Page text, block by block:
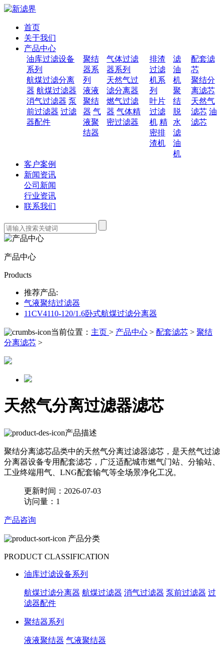
首页
关于我们
产品中心
油库过滤设备
系列
航煤过滤分离
器 航煤过滤器
消气过滤器 泵
前过滤器 过滤
器配件
聚结
器系
列
液液
聚结
器 气
液聚
结器
气体过滤
器系列
天然气过
滤分离器
燃气过滤
器 气体精
密过滤器
排渣
过滤
机系
列
叶片
过滤
机 精
密排
渣机
滤
油
机
聚
结
脱
水
滤
油
机
配套滤
芯
聚结分
离滤芯
天然气
滤芯 油
滤芯
客户案例
新闻资讯
公司新闻
行业资讯
联系我们
产品中心
Products
推荐产品:
气液聚结过滤器
11CV4110-120/1.6卧式航煤过滤分离器
当前位置： 主页 > 产品中心 > 配套滤芯 > 聚结
分离滤芯 >
天然气分离过滤器滤芯
产品描述
聚结分离滤芯品类中的天然气分离过滤器滤芯，是天然气过滤
分离器设备专用配套滤芯，广泛适配城市燃气门站、分输站、
工业终端用气、LNG配套输气等全场景净化工况。
更新时间：2026-07-03
访问量：1
产品咨询
产品分类
PRODUCT CLASSIFICATION
油库过滤设备系列
航煤过滤分离器 航煤过滤器 消气过滤器 泵前过滤器 过
滤器配件
聚结器系列
液液聚结器 气液聚结器